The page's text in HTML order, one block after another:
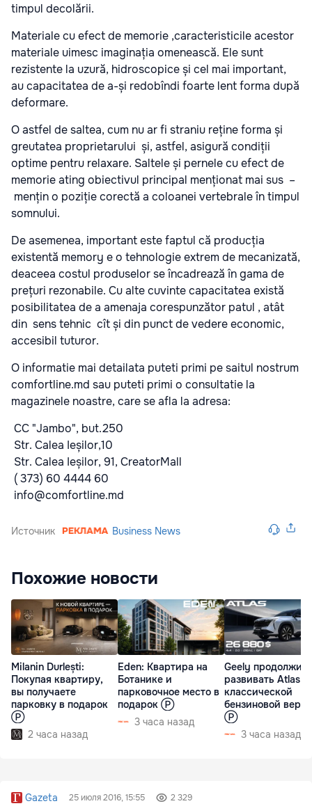
timpul decolării.
Materiale cu efect de memorie ,caracteristicile acestor
materiale uimesc imaginația omenească. Ele sunt
rezistente la uzură, hidroscopice și cel mai important,
au capacitatea de a-și redobîndi foarte lent forma după
deformare.
O astfel de saltea, cum nu ar fi straniu reține forma și
greutatea proprietarului și, astfel, asigură condiții
optime pentru relaxare. Saltele și pernele cu efect de
memorie ating obiectivul principal menționat mai sus –
mențin o poziție corectă a coloanei vertebrale în timpul
somnului.
De asemenea, important este faptul că producția
existentă memory e o tehnologie extrem de mecanizată,
deaceea costul produselor se încadrează în gama de
prețuri rezonabile. Cu alte cuvinte capacitatea există
posibilitatea de a amenaja corespunzător patul , atât
din sens tehnic cît și din punct de vedere economic,
accesibil tuturor.
O informatie mai detailata puteti primi pe saitul nostrum
comfortline.md sau puteti primi o consultatie la
magazinele noastre, care se afla la adresa:
CC "Jambo", but.250
Str. Calea Ieșilor,10
Str. Calea Ieșilor, 91, CreatorMall
( 373) 60 4444 60
info@comfortline.md
Источник Business News
Похожие новости
Milanin Durlești:
Покупая квартиру,
вы получаете
парковку в подарок
Ⓟ
2 часа назад
Eden: Квартира на
Ботанике и
парковочное место в
подарок Ⓟ
3 часа назад
Geely продолжит
развивать Atlas в
классической
бензиновой
Ⓟ
3 часа назад
Gazeta 25 июля 2016, 15:55 2 329